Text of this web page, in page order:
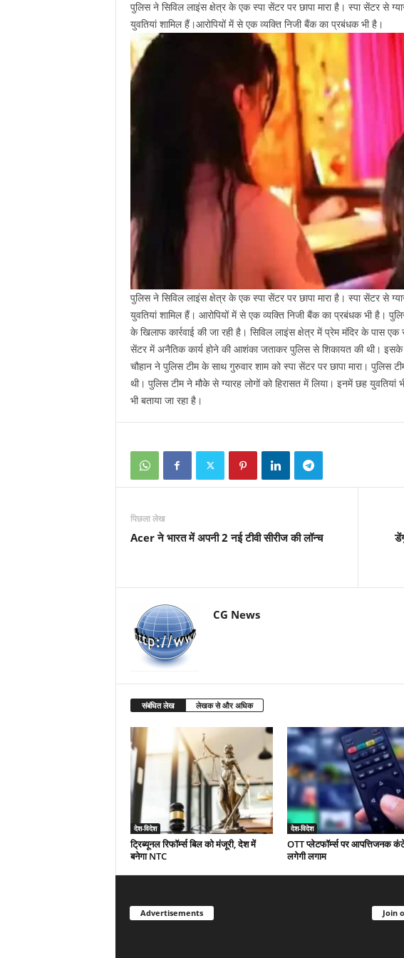
पुलिस ने सिविल लाइंस क्षेत्र के एक स्पा सेंटर पर छापा मारा है। स्पा सेंटर से
युवतियां शामिल हैं।आरोपियों में से एक व्यक्ति निजी बैंक का प्रबंधक भी है।
पुलिस ने सिविल लाइंस क्षेत्र के एक स्पा सेंटर पर छापा मारा है। स्पा सेंटर से
युवतियां शामिल हैं। आरोपियों में से एक व्यक्ति निजी बैंक का प्रबंधक भी है।
के खिलाफ कार्रवाई की जा रही है। सिविल लाइंस क्षेत्र में प्रेम मंदिर के पास
सेंटर में अनैतिक कार्य होने की आशंका जताकर पुलिस से शिकायत की थी। इसके
चौहान ने पुलिस टीम के साथ गुरुवार शाम को स्पा सेंटर पर छापा मारा। पुलिस
थी। पुलिस टीम ने मौके से ग्यारह लोगों को हिरासत में लिया। इनमें छह
भी बताया जा रहा है।
पिछला लेख
Acer ने भारत में अपनी 2 नई टीवी सीरीज की लॉन्च
CG News
संबंधित लेख लेखक से और अधिक
देश-विदेश
ट्रिब्यूनल रिफॉर्म्स बिल को मंजूरी, देश में
बनेगा NTC
देश-विदेश
OTT प्लेटफॉर्म्स पर आपत्तिजनक
लगेगी लगाम
Advertisements Join